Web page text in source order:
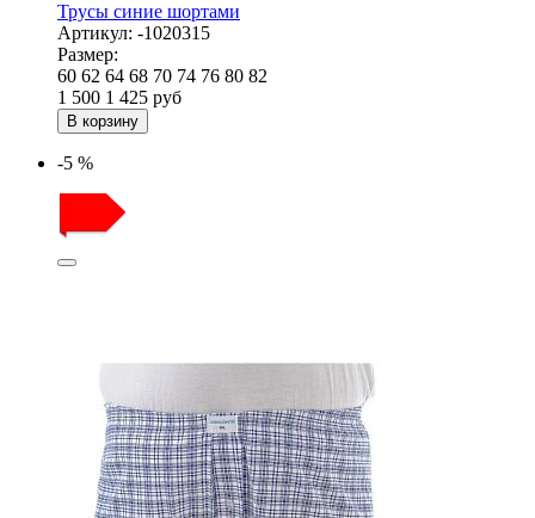
Трусы синие шортами
Артикул: -1020315
Размер:
60 62 64 68 70 74 76 80 82
1 500 1 425 руб
В корзину
-5 %